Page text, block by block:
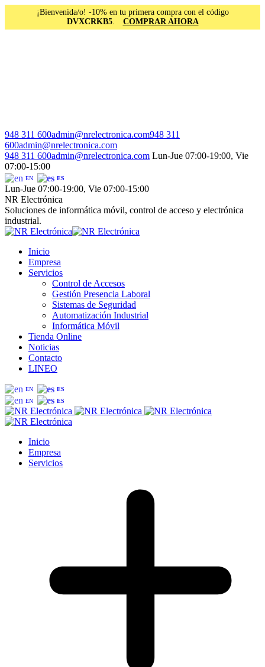
¡Bienvenida/o! -10% en tu primera compra con el código
DVXCRKB5. COMPRAR AHORA
Facebook
page
opens
in
new
window
Instagram
page
opens
in
new
window
Linkedin
page
opens
in
new
window
948 311 600admin@nrelectronica.com948 311
600admin@nrelectronica.com
948 311 600admin@nrelectronica.com Lun-Jue 07:00-19:00, Vie
07:00-15:00
EN ES
Lun-Jue 07:00-19:00, Vie 07:00-15:00
NR Electrónica
Soluciones de informática móvil, control de acceso y electrónica
industrial.
Inicio
Empresa
Servicios
Control de Accesos
Gestión Presencia Laboral
Sistemas de Seguridad
Automatización Industrial
Informática Móvil
Tienda Online
Noticias
Contacto
LINEO
EN
ES
EN
ES
Inicio
Empresa
Servicios